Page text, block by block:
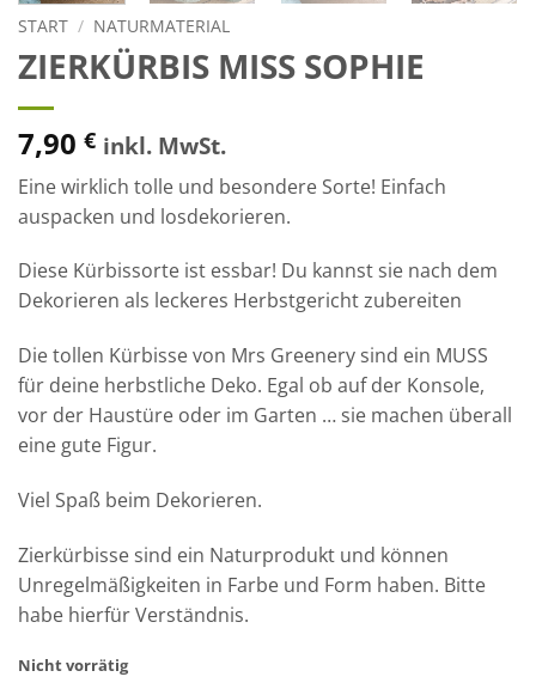
START / NATURMATERIAL
ZIERKÜRBIS MISS SOPHIE
7,90 € inkl. MwSt.
Eine wirklich tolle und besondere Sorte! Einfach
auspacken und losdekorieren.
Diese Kürbissorte ist essbar! Du kannst sie nach dem
Dekorieren als leckeres Herbstgericht zubereiten
Die tollen Kürbisse von Mrs Greenery sind ein MUSS
für deine herbstliche Deko. Egal ob auf der Konsole,
vor der Haustüre oder im Garten … sie machen überall
eine gute Figur.
Viel Spaß beim Dekorieren.
Zierkürbisse sind ein Naturprodukt und können
Unregelmäßigkeiten in Farbe und Form haben. Bitte
habe hierfür Verständnis.
Nicht vorrätig